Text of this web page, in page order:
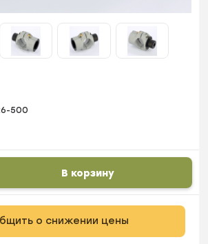
500
В корзину
о снижении цены